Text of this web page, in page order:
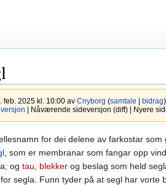
feb. 2025 kl. 10:00 av Cnyborg (samtale bidrag)
| Nåværende sideversjon (diff) | Nyere
for dei delene av farkostar som
, som er membranar som fangar opp
og tau blekker og beslag som held
segla. Funn tyder på at segl har vorte